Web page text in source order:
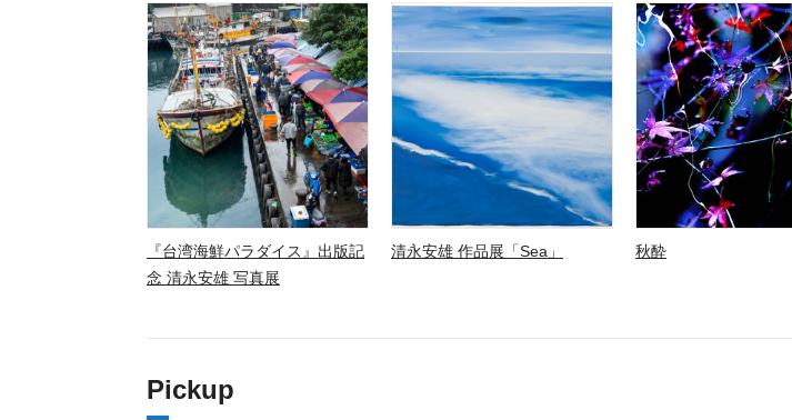
『台湾海鮮パラダイス』出版記
念 清永安雄 写真展
清永安雄 作品展「Sea」 秋酔
Pickup